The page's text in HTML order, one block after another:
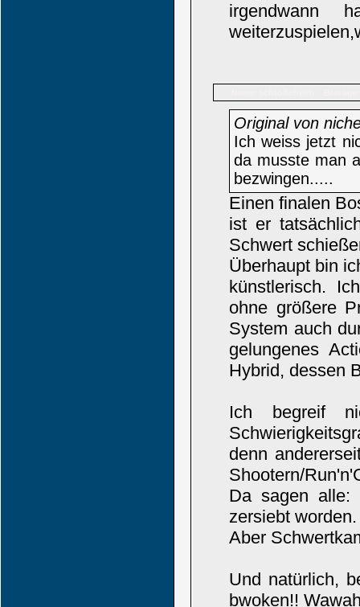
Original von
Ich weiss jetzt
da musste man
bezwingen.....
Einen finalen
ist er
Schwert
Überhaupt bin
künstlerisch.
ohne größere
System auch
gelungenes
Hybrid, dessen
Ich begreif
denn
Shootern/
Da sagen alle:
zersiebt
Aber
Und natürlich,
bwoken!!